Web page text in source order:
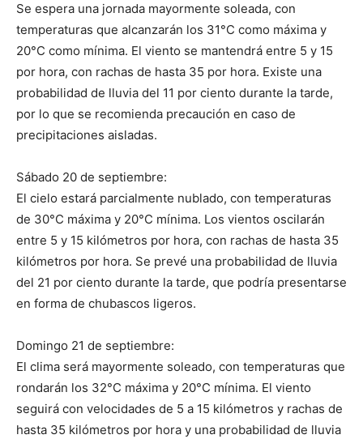
Se espera una jornada mayormente soleada, con
temperaturas que alcanzarán los 31°C como máxima y
20°C como mínima. El viento se mantendrá entre 5 y 15
por hora, con rachas de hasta 35 por hora. Existe una
probabilidad de lluvia del 11 por ciento durante la tarde,
por lo que se recomienda precaución en caso de
precipitaciones aisladas.
Sábado 20 de septiembre:
El cielo estará parcialmente nublado, con temperaturas
de 30°C máxima y 20°C mínima. Los vientos oscilarán
entre 5 y 15 kilómetros por hora, con rachas de hasta 35
kilómetros por hora. Se prevé una probabilidad de lluvia
del 21 por ciento durante la tarde, que podría presentarse
en forma de chubascos ligeros.
Domingo 21 de septiembre:
El clima será mayormente soleado, con temperaturas que
rondarán los 32°C máxima y 20°C mínima. El viento
seguirá con velocidades de 5 a 15 kilómetros y rachas de
hasta 35 kilómetros por hora y una probabilidad de lluvia